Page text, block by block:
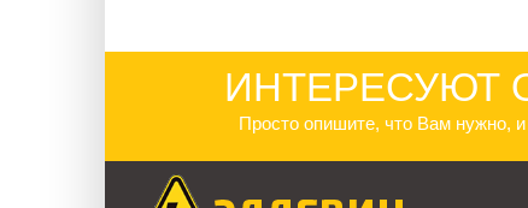
ИНТЕРЕСУЮТ
Просто опишите, что Вам нужно,